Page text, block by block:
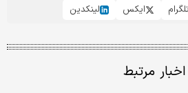
ایکس لینکدین
اخبار مرتبط